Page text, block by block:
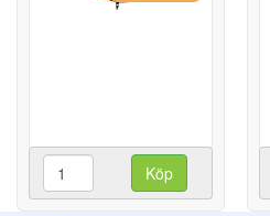
Köp